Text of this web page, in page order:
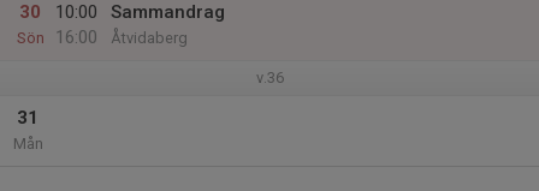
30
Sön
10:00
16:00
Sammandrag
Åtvidaberg
v.36
31
Mån